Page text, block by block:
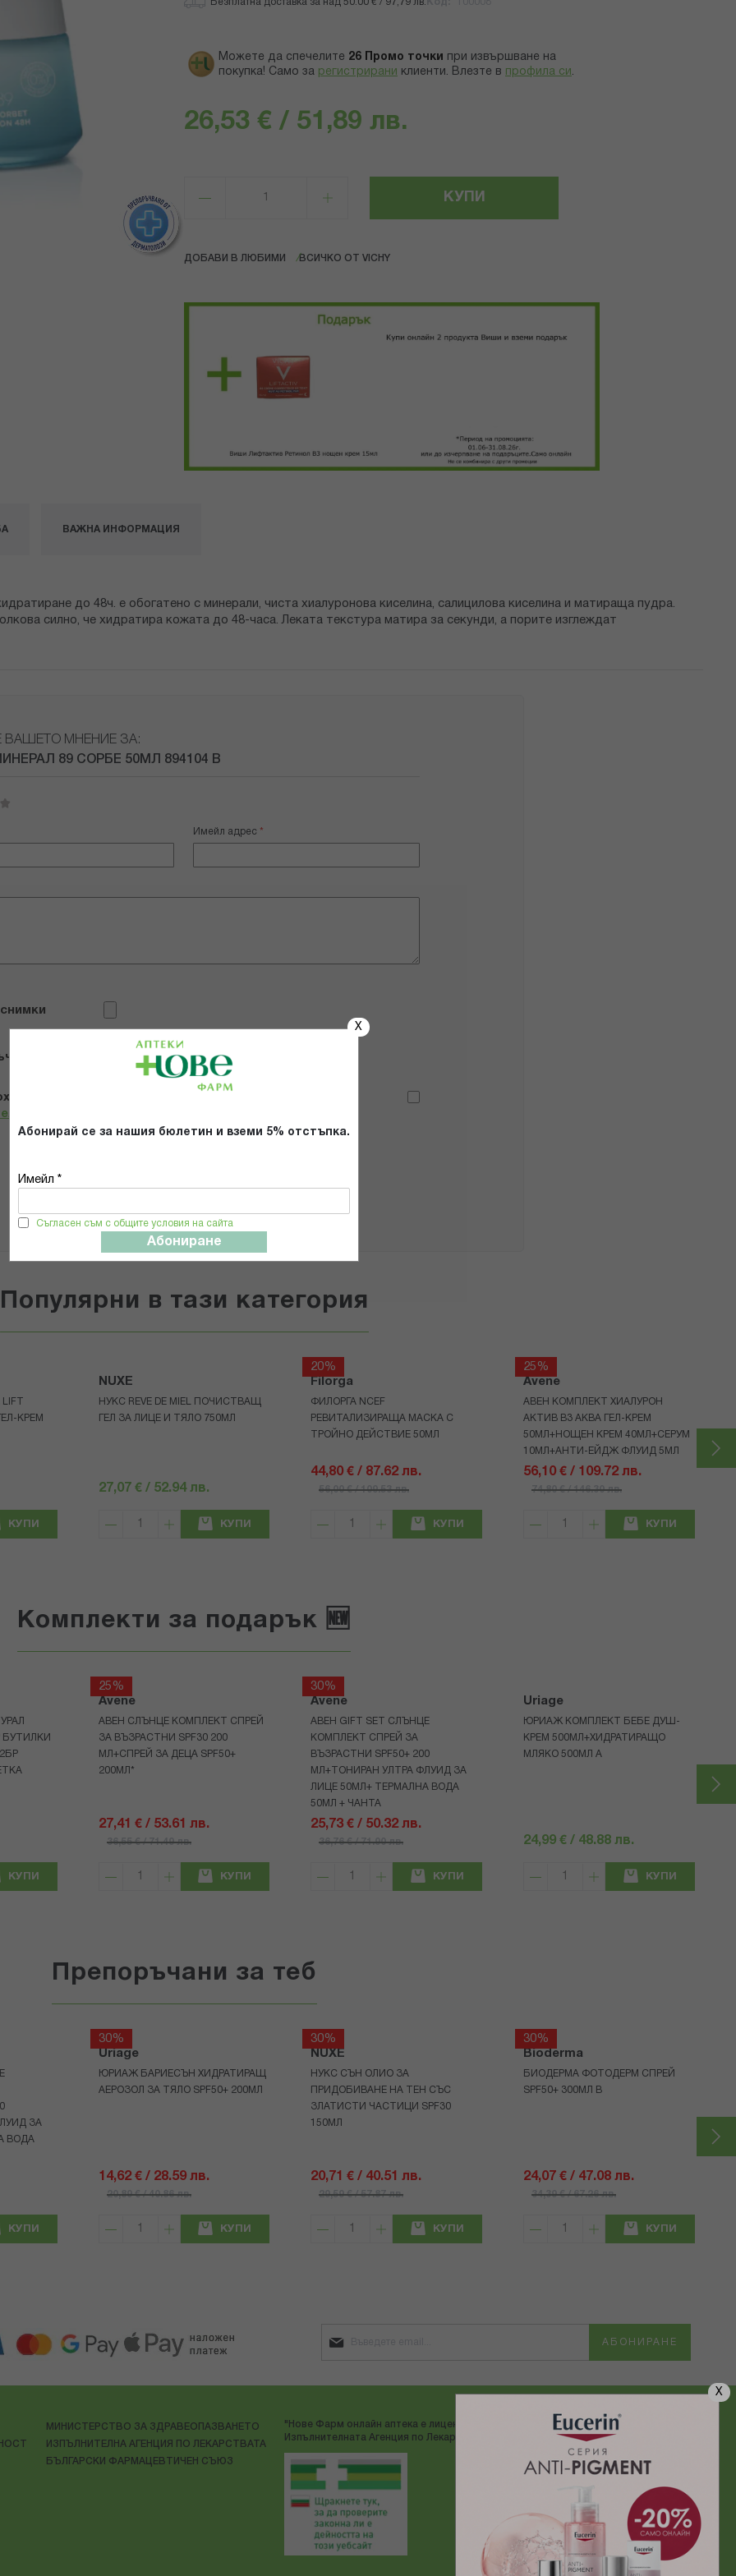
X
X
Абонирай се за нашия бюлетин и вземи 5% отстъпка.
Имейл *
Съгласен съм с общите условия на сайта
Абониране
Безплатна доставка за над 50.00 € / 97,79 лв.
Можете да спечелите 26 Промо точки
при извършване на
покупка! Само за регистрирани клиенти. Влезте в профила си .
26,53 € / 51,89 лв.
КУПИ
ДОБАВИ В ЛЮБИМИ ВСИЧКО ОТ VICHY
до 48ч. е обогатено с минерали, чиста хиалуронова киселина, салицилова киселина и матираща пудра.
силно, че хидратира кожата до 48-часа. Леката текстура матира за секунди, а порите изглеждат
ВАЖНА ИНФОРМАЦИЯ
ВАШЕТО МНЕНИЕ ЗА:
89 СОРБЕ 50МЛ 894104 В
Имейл адрес
продукта
и се съгласявам с
Популярни в тази категория
КРЕМ
КУПИ
NUXE
НУКС REVE DE MIEL ПОЧИСТВАЩ
ГЕЛ ЗА ЛИЦЕ И ТЯЛО 750МЛ
27,07 € / 52.94 лв.
КУПИ
20%
Filorga
ФИЛОРГА NCEF
РЕВИТАЛИЗИРАЩА МАСКА С
ТРОЙНО ДЕЙСТВИЕ 50МЛ
44,80 € / 87.62 лв.
56,00 € / 109.53 лв.
КУПИ
25%
Avene
АВЕН КОМПЛЕКТ ХИАЛУРОН
АКТИВ B3 АКВА ГЕЛ-КРЕМ
50МЛ+НОЩЕН КРЕМ 40МЛ+СЕРУМ
10МЛ+АНТИ-ЕЙДЖ ФЛУИД 5МЛ
56,10 € / 109.72 лв.
74,80 € / 146.30 лв.
КУПИ
Комплекти за подарък 🆕
БУТИЛКИ
КУПИ
25%
Avene
АВЕН СЛЪНЦЕ КОМПЛЕКТ СПРЕЙ
ЗА ВЪЗРАСТНИ SPF30 200
МЛ+СПРЕЙ ЗА ДЕЦА SPF50+
200МЛ*
27,41 € / 53.61 лв.
36,55 € / 71.49 лв.
КУПИ
30%
Avene
АВЕН GIFT SET СЛЪНЦЕ
КОМПЛЕКТ СПРЕЙ ЗА
ВЪЗРАСТНИ SPF50+ 200
МЛ+ТОНИРАН УЛТРА ФЛУИД ЗА
ЛИЦЕ 50МЛ+ ТЕРМАЛНА ВОДА
50МЛ + ЧАНТА
25,73 € / 50.32 лв.
36,76 € / 71.90 лв.
КУПИ
Uriage
ЮРИАЖ КОМПЛЕКТ БЕБЕ ДУШ-
КРЕМ 500МЛ+ХИДРАТИРАЩО
МЛЯКО 500МЛ A
24,99 € / 48.88 лв.
КУПИ
Препоръчани за теб
ЗА
ВОДА
КУПИ
30%
Uriage
ЮРИАЖ БАРИЕСЪН ХИДРАТИРАЩ
АЕРОЗОЛ ЗА ТЯЛО SPF50+ 200МЛ
14,62 € / 28.59 лв.
20,89 € / 40.86 лв.
КУПИ
30%
NUXE
НУКС СЪН ОЛИО ЗА
ПРИДОБИВАНЕ НА ТЕН СЪС
ЗЛАТИСТИ ЧАСТИЦИ SPF30
150МЛ
20,71 € / 40.51 лв.
29,59 € / 57.87 лв.
КУПИ
30%
Bioderma
БИОДЕРМА ФОТОДЕРМ СПРЕЙ
SPF50+ 300МЛ В
24,07 € / 47.08 лв.
34,39 € / 67.26 лв.
КУПИ
АБОНИРАНЕ
МИНИСТЕРСТВО ЗА ЗДРАВЕОПАЗВАНЕТО
ИЗПЪЛНИТЕЛНА АГЕНЦИЯ ПО ЛЕКАРСТВАТА
БЪЛГАРСКИ ФАРМАЦЕВТИЧЕН СЪЮЗ
"Нове Фарм онлайн аптека е лицензирана от
Изпълнителната Агенция по Лекарствата"
ДОСТАВЯМЕ С: